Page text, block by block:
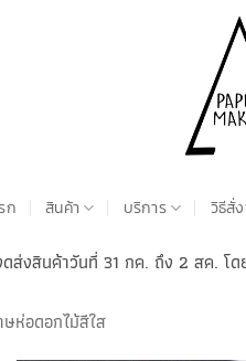
ก สินค้า บริการ วิธีสั่
ส่งสินค้าวันที่ 31 กค. ถึง 2 สค. โ
ษห่อดอกไม้สีใส